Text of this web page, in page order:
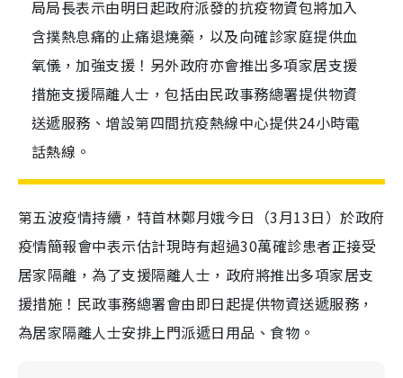
局局長表示由明日起政府派發的抗疫物資包將加入
含撲熱息痛的止痛退燒藥，以及向確診家庭提供血
氧儀，加強支援！另外政府亦會推出多項家居支援
措施支援隔離人士，包括由民政事務總署提供物資
送遞服務、增設第四間抗疫熱線中心提供24小時電
話熱線。
第五波疫情持續，特首林鄭月娥今日（3月13日）於政府
疫情簡報會中表示估計現時有超過30萬確診患者正接受
居家隔離，為了支援隔離人士，政府將推出多項家居支
援措施！民政事務總署會由即日起提供物資送遞服務，
為居家隔離人士安排上門派遞日用品、食物。